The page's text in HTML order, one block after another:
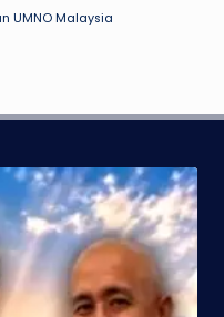
UMNO Malaysia